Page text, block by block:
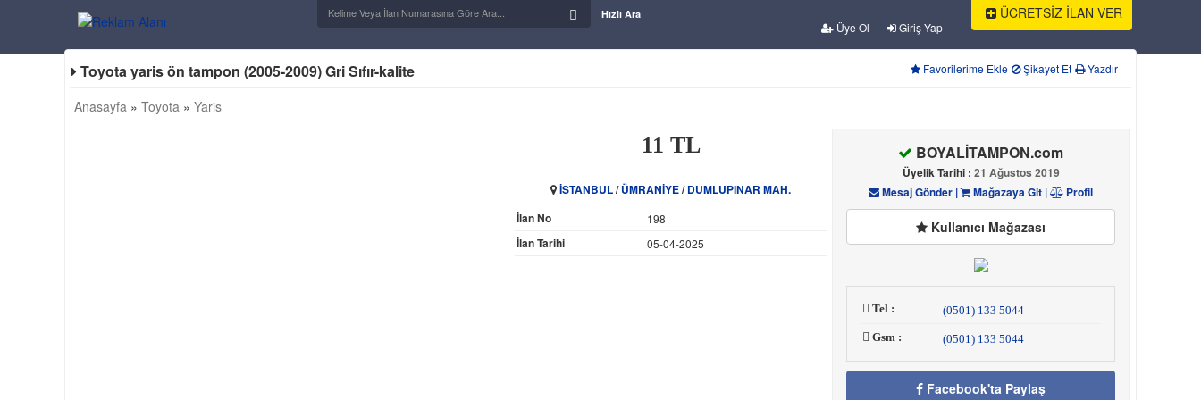
Üye Ol Giriş Yap
ÜCRETSİZ İLAN VER
Hızlı Ara
Toyota yaris ön tampon (2005-2009) Gri Sıfır-kalite Favorilerime Ekle Şikayet Et Yazdır
Anasayfa » Toyota » Yaris
11 TL
İSTANBUL/ÜMRANİYE/DUMLUPINAR MAH.
İlan No
198
İlan Tarihi 05-04-2025
BOYALİTAMPON.com
Üyelik Tarihi : 21 Ağustos 2019
Mesaj Gönder | Mağazaya Git | Profil
Kullanıcı Mağazası
Tel :
(0501) 133 5044
Gsm :
(0501) 133 5044
Facebook'ta Paylaş